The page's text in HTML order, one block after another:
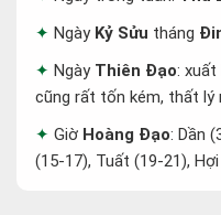
Ngày Kỷ Sửu tháng
Ngày Thiên Đạo: xuất
cũng rất tốn kém, thất lý
Giờ Hoàng Đạo: Dần
(15-17), Tuất (19-21),